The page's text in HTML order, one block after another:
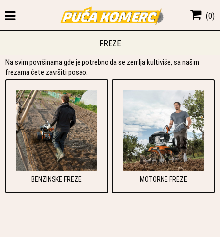
(0)
FREZE
Na svim površinama gde je potrebno da se zemlja kultiviše, sa našim
frezama ćete završiti posao.
BENZINSKE FREZE MOTORNE FREZE